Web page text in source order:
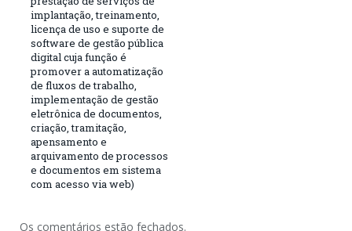
implantação, treinamento,
licença de uso e suporte de
software de gestão pública
digital cuja função é
promover a automatização
de fluxos de trabalho,
implementação de gestão
eletrônica de documentos,
criação, tramitação,
apensamento e
arquivamento de processos
e documentos em sistema
com acesso via web)
Os comentários estão fechados.